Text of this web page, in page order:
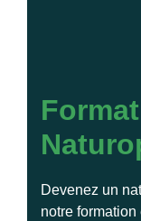
Devenez un
notre